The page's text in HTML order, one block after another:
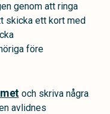
genom att ringa
skicka ett kort med
före
och skriva några
avlidnes